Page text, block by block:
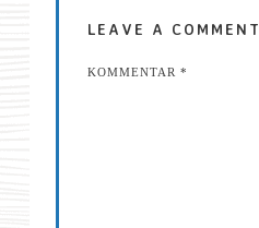
LEAVE A COMMENT
KOMMENTAR *